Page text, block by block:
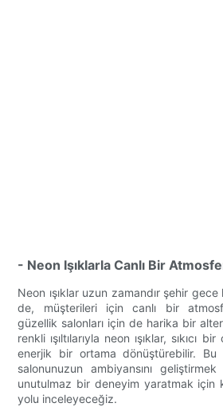
- Neon Işıklarla Canlı Bir
Neon ışıklar uzun zamandır şehir
de, müşterileri için canlı bir
güzellik salonları için de harika bir
renkli ışıltılarıyla neon ışıklar, sıkıcı
enerjik bir ortama dönüştürebilir. Bu
salonunuzun ambiyansını
unutulmaz bir deneyim yaratmak için
yolu inceleyeceğiz.